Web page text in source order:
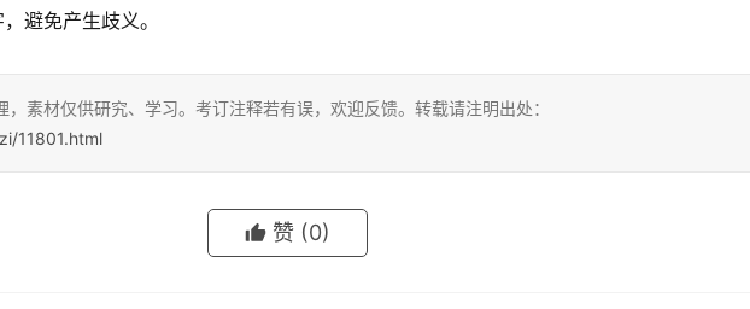
避免产生歧义。
，素材仅供研究、学习。考订注释若有误，欢迎反馈。转载请注明出处：
11801.html
赞 (0)